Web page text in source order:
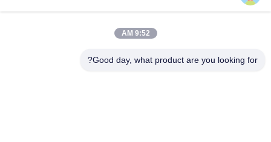
Shenzhen FUYANG Technology Group Co.
9:52 AM
Good day, what product are you looking for?